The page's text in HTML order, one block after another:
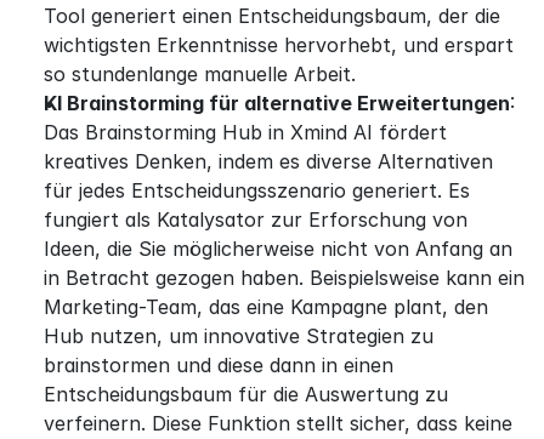
Tool generiert einen Entscheidungsbaum, der die
wichtigsten Erkenntnisse hervorhebt, und erspart
so stundenlange manuelle Arbeit.
KI Brainstorming für alternative Erweitertungen:
Das Brainstorming Hub in Xmind AI fördert
kreatives Denken, indem es diverse Alternativen
für jedes Entscheidungsszenario generiert. Es
fungiert als Katalysator zur Erforschung von
Ideen, die Sie möglicherweise nicht von Anfang an
in Betracht gezogen haben. Beispielsweise kann ein
Marketing-Team, das eine Kampagne plant, den
Hub nutzen, um innovative Strategien zu
brainstormen und diese dann in einen
Entscheidungsbaum für die Auswertung zu
verfeinern. Diese Funktion stellt sicher, dass keine